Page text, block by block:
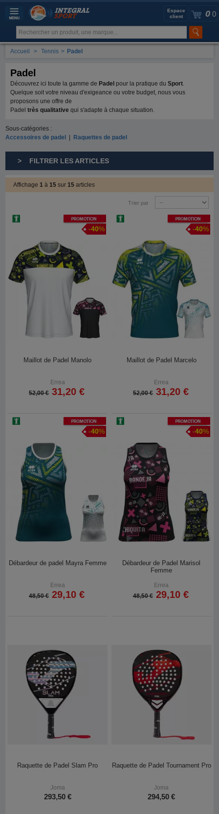
0 0
Espace
client
Accueil > Tennis > Padel
Padel
Découvrez ici toute la gamme de Padel pour la pratique duSport.
Quelque soit votre niveau d'exigeance ou votre budget, nous vous
proposons une offre de
Padeltrès qualitative qui s'adapte à chaque situation.
Sous-catégories :
Accessoires de padel
Raquettes de padel
> FILTRER LES ARTICLES
Affichage1à15sur15articles
Trier par
Promotion
-40%
Maillot de Padel Manolo
Errea
52,00 € 31,20 €
Promotion
-40%
Maillot de Padel Marcelo
Errea
52,00 € 31,20 €
Promotion
-40%
Débardeur de padel Mayra Femme
Errea
48,50 € 29,10 €
Promotion
-40%
Débardeur de Padel Marisol
Femme
Errea
48,50 € 29,10 €
Raquette de Padel Slam Pro
Joma
293,50 €
Raquette de Padel Tournament Pro
Joma
294,50 €